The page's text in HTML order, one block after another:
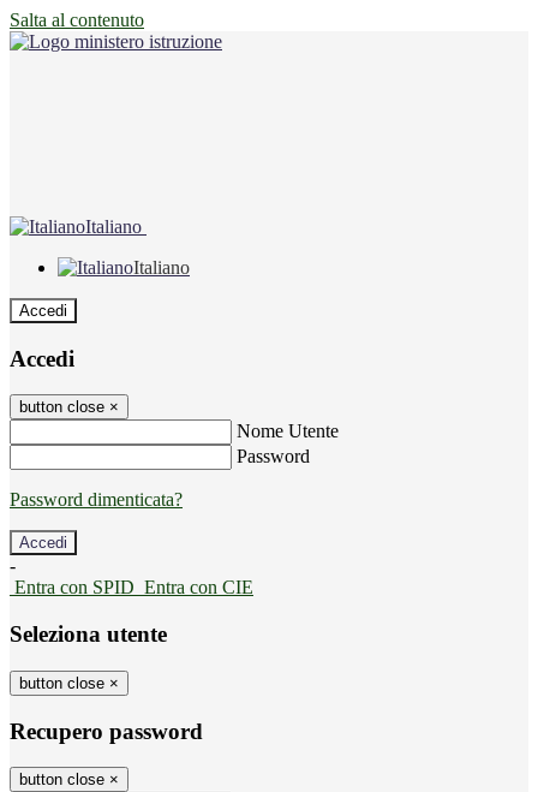
Salta al contenuto
Italiano
Italiano
Accedi
Accedi
button close ×
Nome Utente
Password
Password dimenticata?
-
Entra con SPID Entra con CIE
Seleziona utente
button close ×
Recupero password
button close ×